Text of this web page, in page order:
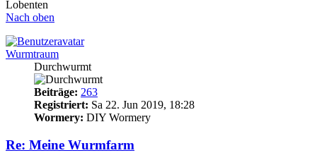
Lobenten
Nach oben
Wurmtraum
Durchwurmt
Beiträge: 263
Registriert: Sa 22. Jun 2019, 18:28
Wormery: DIY Wormery
Re: Meine Wurmfarm